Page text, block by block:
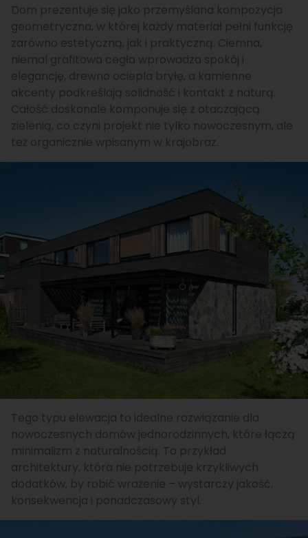
Dom prezentuje się jako przemyślana kompozycja
geometryczna, w której każdy materiał pełni funkcję
zarówno estetyczną, jak i praktyczną. Ciemna,
niemal grafitowa cegła wprowadza spokój i
elegancję, drewno ociepla bryłę, a kamienne
akcenty podkreślają solidność i kontakt z naturą.
Całość doskonale komponuje się z otaczającą
zielenią, co czyni projekt nie tylko nowoczesnym, ale
też organicznie wpisanym w krajobraz.
Tego typu elewacja to idealne rozwiązanie dla
nowoczesnych domów jednorodzinnych, które łączą
minimalizm z naturalnością. To przykład
architektury, która nie potrzebuje krzykliwych
dodatków, by robić wrażenie – wystarczy jakość,
konsekwencja i ponadczasowy styl.